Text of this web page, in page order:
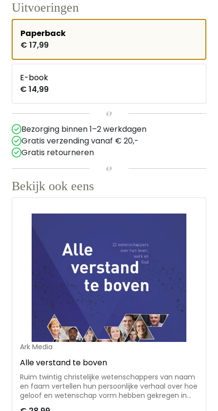
Uitvoeringen
Paperback
€ 17,99
E-book
€ 14,99
Bezorging binnen 1–2 werkdagen
Gratis verzending vanaf € 20,-
Gratis retourneren
Bekijk ook eens
Ark Media
Alle verstand te boven
Ruim twintig christelijke wetenschappers van naam
en faam vertellen hun persoonlijke verhaal over hoe
geloof en wetenschap vorm hebben gekregen in